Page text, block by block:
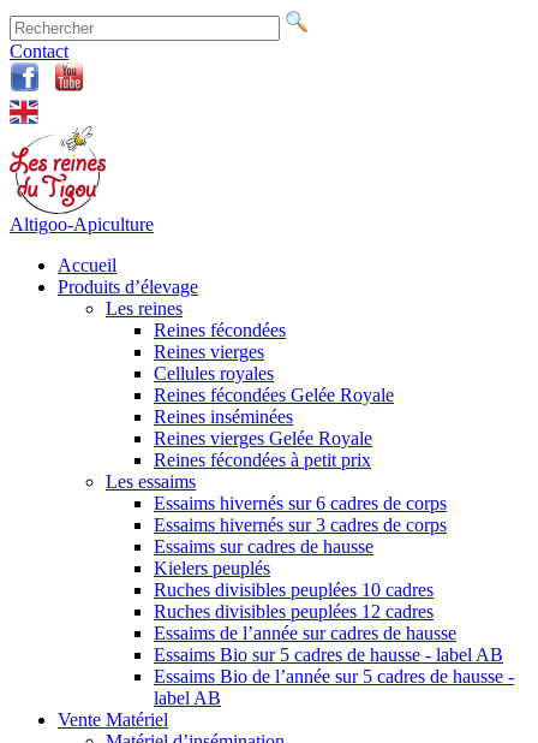
Contact
Altigoo-Apiculture
Accueil
Produits d’élevage
Les reines
Reines fécondées
Reines vierges
Cellules royales
Reines fécondées Gelée Royale
Reines inséminées
Reines vierges Gelée Royale
Reines fécondées à petit prix
Les essaims
Essaims hivernés sur 6 cadres de corps
Essaims hivernés sur 3 cadres de corps
Essaims sur cadres de hausse
Kielers peuplés
Ruches divisibles peuplées 10 cadres
Ruches divisibles peuplées 12 cadres
Essaims de l’année sur cadres de hausse
Essaims Bio sur 5 cadres de hausse - label AB
Essaims Bio de l’année sur 5 cadres de hausse -
label AB
Vente Matériel